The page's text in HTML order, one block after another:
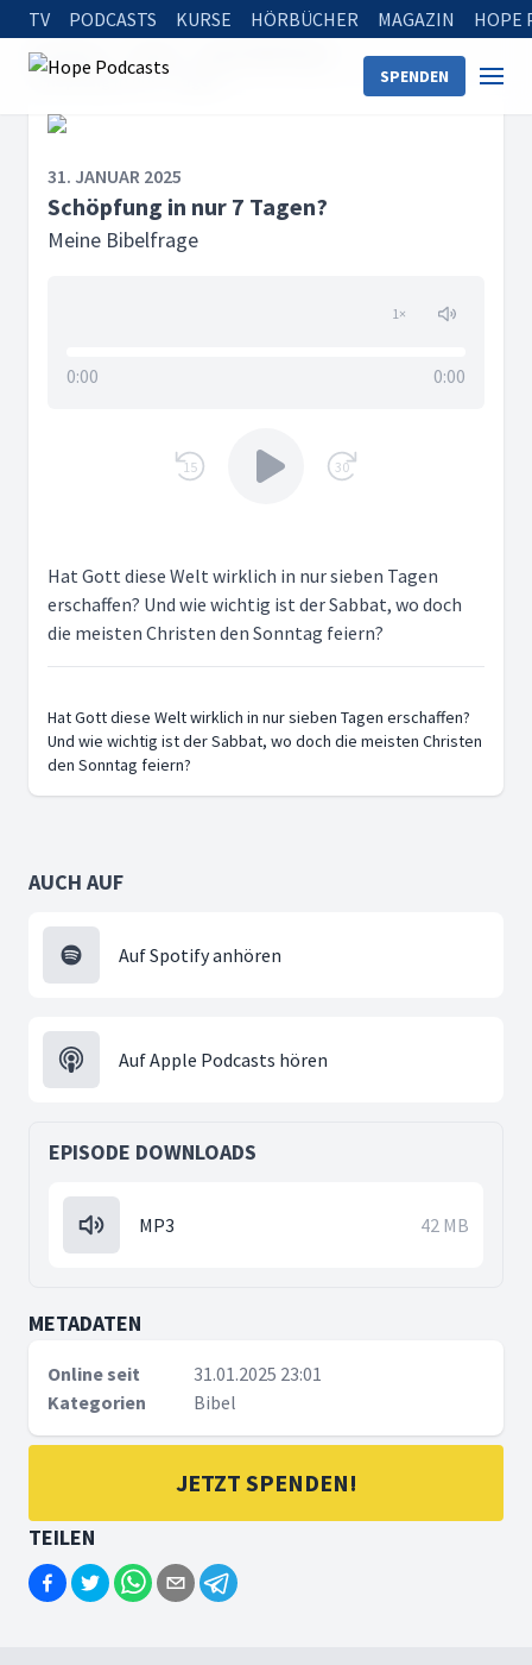
TV PODCASTS KURSE HÖRBÜCHER MAGAZIN HOPE
SPENDEN
Startseite
Schöpfung in nur 7 Tagen?
31. JANUAR 2025
Schöpfung in nur 7 Tagen?
Meine Bibelfrage
1×
0:00 0:00
15 30
Hat Gott diese Welt wirklich in nur sieben Tagen
erschaffen? Und wie wichtig ist der Sabbat, wo doch
die meisten Christen den Sonntag feiern?
Hat Gott diese Welt wirklich in nur sieben Tagen erschaffen?
Und wie wichtig ist der Sabbat, wo doch die meisten Christen
den Sonntag feiern?
AUCH AUF
Auf Spotify anhören
Auf Apple Podcasts hören
EPISODE DOWNLOADS
MP3 42 MB
METADATEN
Online seit
31.01.2025 23:01
Kategorien
Bibel
JETZT SPENDEN!
TEILEN